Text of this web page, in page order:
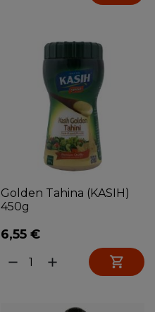
Golden Tahina (KASIH)
450g
6,55 €
remove add 